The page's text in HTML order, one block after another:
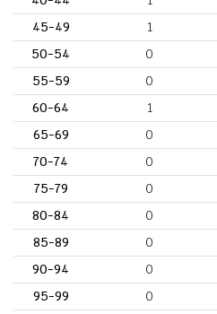
45-49
1
50-54
0
55-59
0
60-64
1
65-69
0
70-74
0
75-79
0
80-84
0
85-89
0
90-94
0
95-99
0